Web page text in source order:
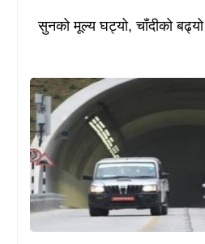
सुनको मूल्य घट्यो, चाँदीको बढ्यो